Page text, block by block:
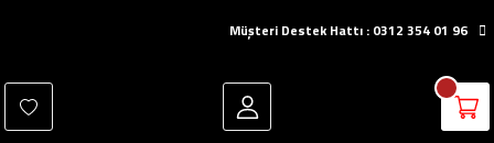
Müşteri Destek Hattı : 0312 354 01 96